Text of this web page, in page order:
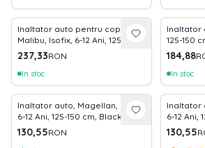
Inaltator auto pentru copii,
Malibu, Isofix, 6-12 Ani, 125-150
cm, cu conectori pentru ghidaj,
Green
237,33RON
In stoc
Inaltator
125-150
Jasper
184,88
In stoc
Inaltator auto, Magellan, i-Size,
6-12 Ani, 125-150 cm, Black
Jasper
130,55RON
Inaltator
6-12 Ani,
130,55